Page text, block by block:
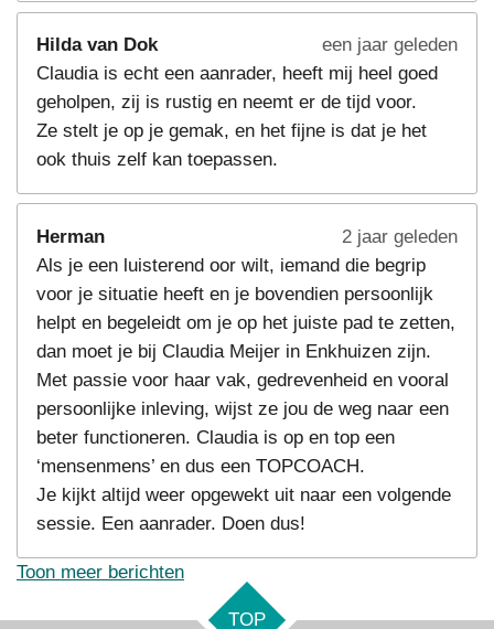
Hilda van Dok
een jaar geleden
Claudia is echt een aanrader, heeft mij heel goed
geholpen, zij is rustig en neemt er de tijd voor.
Ze stelt je op je gemak, en het fijne is dat je het
ook thuis zelf kan toepassen.
Herman
2 jaar geleden
Als je een luisterend oor wilt, iemand die begrip
voor je situatie heeft en je bovendien persoonlijk
helpt en begeleidt om je op het juiste pad te zetten,
dan moet je bij Claudia Meijer in Enkhuizen zijn.
Met passie voor haar vak, gedrevenheid en vooral
persoonlijke inleving, wijst ze jou de weg naar een
beter functioneren. Claudia is op en top een
‘mensenmens’ en dus een TOPCOACH.
Je kijkt altijd weer opgewekt uit naar een volgende
sessie. Een aanrader. Doen dus!
Toon meer berichten
TOP